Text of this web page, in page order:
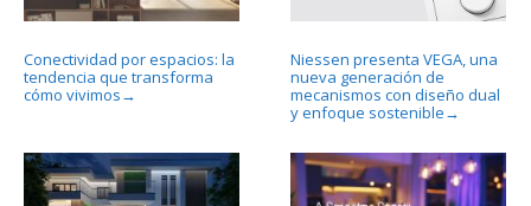
Conectividad por espacios: la
tendencia que transforma
cómo vivimos →
Niessen presenta VEGA, una
nueva generación de
mecanismos con diseño dual
y enfoque sostenible →